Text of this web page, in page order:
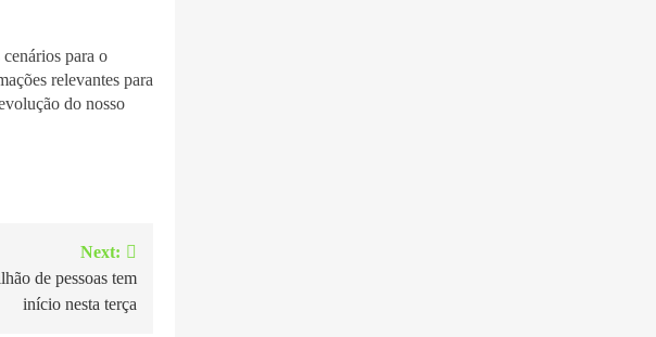
para o
relevantes para
do nosso
Next:
de pessoas tem
início nesta terça